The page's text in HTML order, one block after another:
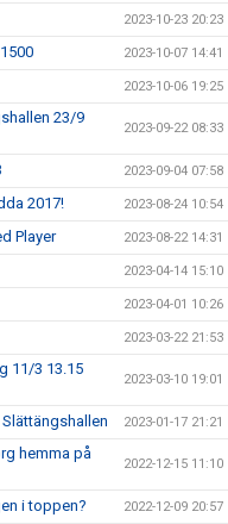
2023-10-23 20:23
2023-10-07 14:41
2023-10-06 19:25
23/9
2023-09-22 08:33
2023-09-04 07:58
2017! 2023-08-24 10:54
Player 2023-08-22 14:31
2023-04-14 15:10
2023-04-01 10:26
2023-03-22 21:53
11/3 13.15
2023-03-10 19:01
2023-01-17 21:21
hemma på
2022-12-15 11:10
i toppen? 2022-12-09 20:57